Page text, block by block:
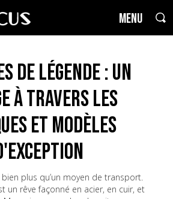
MENU
de Légende : un
à travers les
et modèles
plus qu’un moyen de transport.
un rêve façonné en acier, en cuir, et